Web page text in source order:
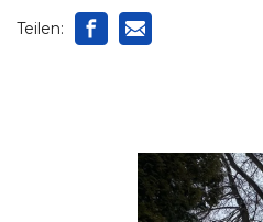
Teilen: